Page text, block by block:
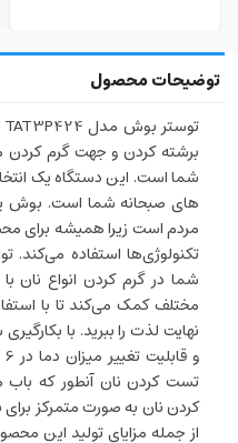
برشته کردن و جهت گرم
های صبحانه شما است. بوش
مردم است زیرا همیشه برای
شما در گرم کردن انواع نان
مختلف کمک می­‌کند تا با
نهایت لذت را ببرید. با
تست کردن نان آنطور که
کردن نان به صورت متمرکز